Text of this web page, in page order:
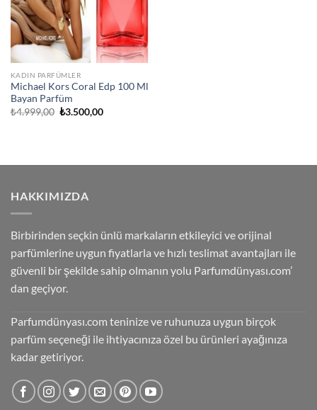
KADIN PARFÜMLER
Michael Kors Coral Edp 100 Ml
Bayan Parfüm
₺4.999,00 Orijinal
₺3.500,00Şu
HAKKIMIZDA
Birbirinden seçkin ünlü markaların etkileyici ve orijinal
parfümlerine uygun fiyatlarla ve hızlı teslimat avantajları ile
güvenli bir şekilde sahip olmanın yolu Parfumdünyası.com’
dan geçiyor.
Parfumdünyası.com teninize ve ruhunuza uygun birçok
parfüm seçeneği ile ihtiyacınıza özel bu ürünleri ayağınıza
kadar getiriyor.